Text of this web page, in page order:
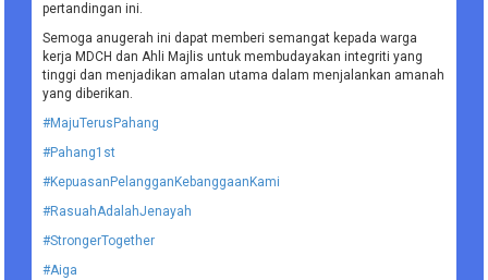
pertandingan ini.
Semoga anugerah ini dapat memberi semangat kepada warga
kerja MDCH dan Ahli Majlis untuk membudayakan integriti yang
tinggi dan menjadikan amalan utama dalam menjalankan amanah
yang diberikan.
#MajuTerusPahang
#Pahang1st
#KepuasanPelangganKebanggaanKami
#RasuahAdalahJenayah
#StrongerTogether
#Aiga